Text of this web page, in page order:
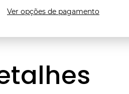
Ver opções de pagamento